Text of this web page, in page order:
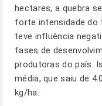
hectares, a quebra
forte intensidade do
teve influência
fases de
produtoras do país.
média, que saiu de
kg/ha.